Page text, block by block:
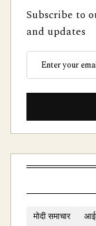
Subscribe to
and updates
मोदी समाचार